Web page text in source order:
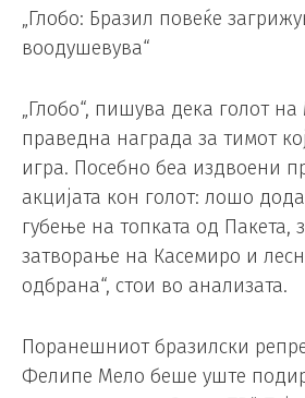
„Глобо: Бразил повеќе
воодушевува“
„Глобо“, пишува дека голот
праведна награда за тимот
игра. Посебно беа издвоени
акцијата кон голот: лошо
губење на топката од Пакета,
затворање на Касемиро и
одбрана“, стои во анализата.
Поранешниот бразилски
Фелипе Мело беше уште